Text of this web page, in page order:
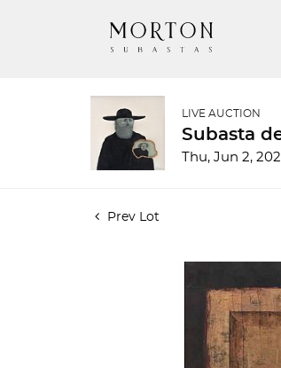
LIVE AUCTION
Subasta
Thu, Jun 2,
Prev Lot